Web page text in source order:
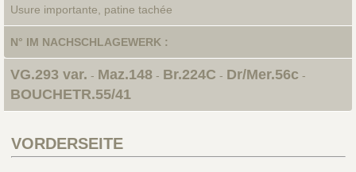
Usure importante, patine tachée
N° IM NACHSCHLAGEWERK :
VG.293 var. - Maz.148- Br.224C - Dr/Mer.56c-
BOUCHETR.55/41
VORDERSEITE